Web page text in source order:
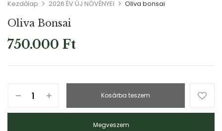
Kezdőlap 2026 ÉV ÚJ NÖVÉNYEI Oliva bonsai
Oliva Bonsai
750.000 Ft
Kosárba teszem
Megveszem